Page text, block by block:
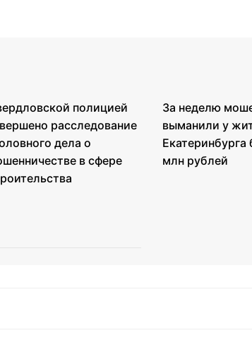
полицией
расследование
дела о
в сфере
За неделю
выманили у
Екатеринбурга
млн рублей